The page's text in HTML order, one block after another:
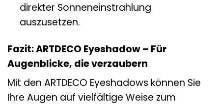
direkter Sonneneinstrahlung
auszusetzen.
Fazit: ARTDECO Eyeshadow – Für
Augenblicke, die verzaubern
Mit den ARTDECO Eyeshadows können Sie
Ihre Augen auf vielfältige Weise zum